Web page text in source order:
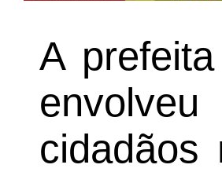
A
cidadãos